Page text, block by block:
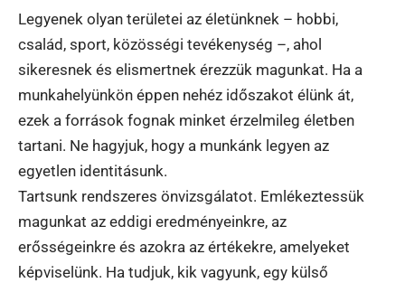
Legyenek olyan területei az életünknek – hobbi,
család, sport, közösségi tevékenység –, ahol
sikeresnek és elismertnek érezzük magunkat. Ha a
munkahelyünkön éppen nehéz időszakot élünk át,
ezek a források fognak minket érzelmileg életben
tartani. Ne hagyjuk, hogy a munkánk legyen az
egyetlen identitásunk.
Tartsunk rendszeres önvizsgálatot. Emlékeztessük
magunkat az eddigi eredményeinkre, az
erősségeinkre és azokra az értékekre, amelyeket
képviselünk. Ha tudjuk, kik vagyunk, egy külső